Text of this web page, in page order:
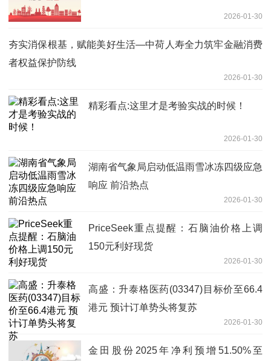
2026-01-30
夯实消保根基，赋能美好生活—中荷人寿全力筑牢金融消费
者权益保护防线
2026-01-30
精彩看点:这里才是考验实战的时候！
2026-01-30
湖南省气象局启动低温雨雪冰冻四级应急
响应 前沿热点
2026-01-30
PriceSeek重点提醒：石脑油价格上调
150元利好现货
2026-01-30
高盛：升泰格医药(03347)目标价至66.4
港元 预计订单势头将复苏
2026-01-30
金田股份2025年净利预增51.50%至